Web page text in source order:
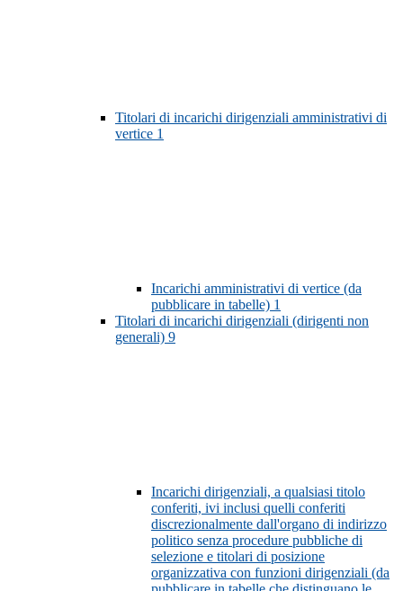
Titolari di incarichi dirigenziali amministrativi di
vertice 1
Incarichi amministrativi di vertice (da
pubblicare in tabelle) 1
Titolari di incarichi dirigenziali (dirigenti non
generali) 9
Incarichi dirigenziali, a qualsiasi titolo
conferiti, ivi inclusi quelli conferiti
discrezionalmente dall'organo di indirizzo
politico senza procedure pubbliche di
selezione e titolari di posizione
organizzativa con funzioni dirigenziali (da